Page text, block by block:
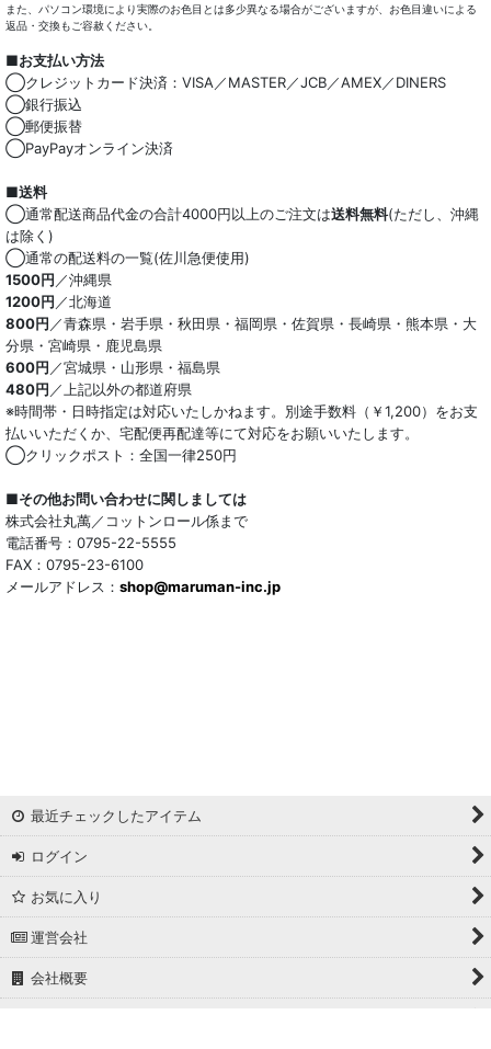
また、パソコン環境により実際のお色目とは多少異なる場合がございますが、お色目違いによる
返品・交換もご容赦ください。
■お支払い方法
◯クレジットカード決済：VISA／MASTER／JCB／AMEX／DINERS
◯銀行振込
◯郵便振替
◯PayPayオンライン決済
■送料
◯通常配送商品代金の合計4000円以上のご注文は送料無料(ただし、沖縄
は除く)
◯通常の配送料の一覧(佐川急便使用)
1500円 ／沖縄県
1200円 ／北海道
800円 ／青森県・岩手県・秋田県・福岡県・佐賀県・長崎県・熊本県・大
分県・宮崎県・鹿児島県
600円 ／宮城県・山形県・福島県
480円 ／上記以外の都道府県
※時間帯・日時指定は対応いたしかねます。別途手数料（￥1,200）をお支
払いいただくか、宅配便再配達等にて対応をお願いいたします。
◯クリックポスト：全国一律250円
■その他お問い合わせに関しましては
株式会社丸萬／コットンロール係まで
電話番号：0795-22-5555
FAX：0795-23-6100
メールアドレス： shop@maruman-inc.jp
最近チェックしたアイテム
ログイン
お気に入り
運営会社
会社概要